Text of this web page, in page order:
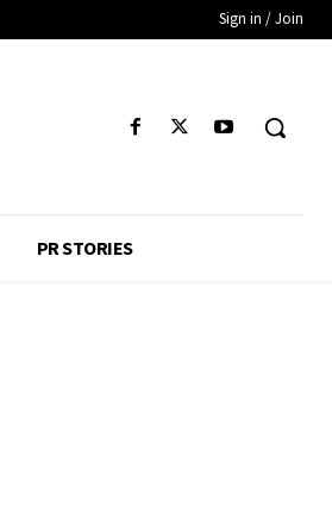
Sign in / Join
PR STORIES